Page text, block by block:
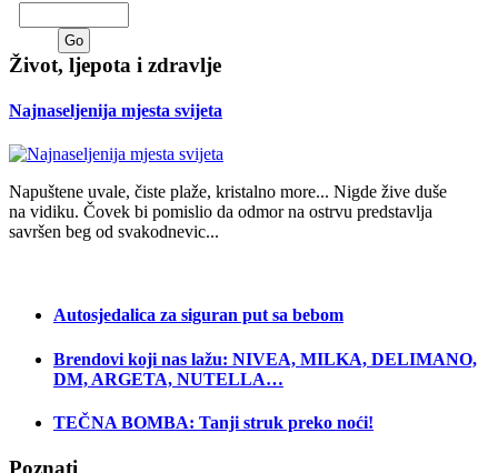
Život, ljepota i zdravlje
Najnaseljenija mjesta svijeta
Napuštene uvale, čiste plaže, kristalno more... Nigde žive duše
na vidiku. Čovek bi pomislio da odmor na ostrvu predstavlja
savršen beg od svakodnevic...
Autosjedalica za siguran put sa bebom
Brendovi koji nas lažu: NIVEA, MILKA, DELIMANO,
DM, ARGETA, NUTELLA…
TEČNA BOMBA: Tanji struk preko noći!
Poznati